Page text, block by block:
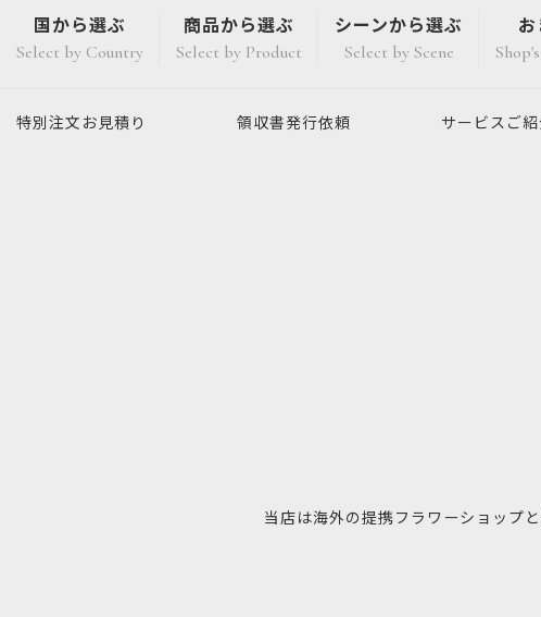
国から選ぶ
Select by Country
商品から選ぶ
Select by Product
シーンから選ぶ
Select by Scene
お
特別注文 お見積り 領収書発行依頼 サービスご紹
当店は海外の提携フラワーショップ